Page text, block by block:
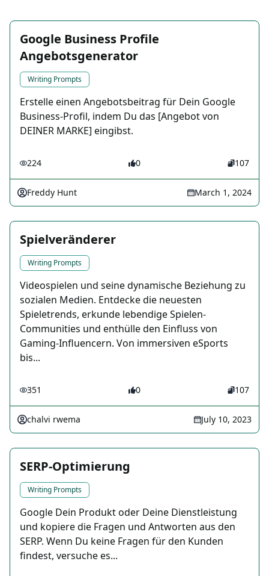
Google Business Profile
Angebotsgenerator
Writing Prompts
Erstelle einen Angebotsbeitrag für Dein Google
Business-Profil, indem Du das [Angebot von
DEINER MARKE] eingibst.
224 0 107
Freddy Hunt March 1, 2024
Spielveränderer
Writing Prompts
Videospielen und seine dynamische Beziehung zu
sozialen Medien. Entdecke die neuesten
Spieletrends, erkunde lebendige Spielen-
Communities und enthülle den Einfluss von
Gaming-Influencern. Von immersiven eSports
bis...
351 0 107
chalvi rwema July 10, 2023
SERP-Optimierung
Writing Prompts
Google Dein Produkt oder Deine Dienstleistung
und kopiere die Fragen und Antworten aus den
SERP. Wenn Du keine Fragen für den Kunden
findest, versuche es...